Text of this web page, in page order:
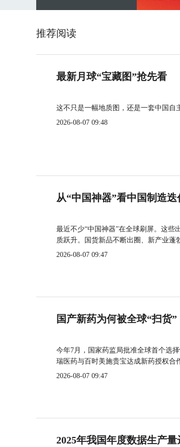
推荐阅读
最新月球“宝藏图”抢先看
这不只是一幅地质图，还是一套中国自
2026-08-07 09:48
从“中国神器”看中国制造迭
最近不少“中国神器”在全球刷屏。这
质跃升。国货新品不断出圈、新产业蓬
2026-08-07 09:47
国产新药为何被全球“扫货”
今年7月，国家药监局批准全球首个选
瑞医药与百时美施贵宝达成新药授权
2026-08-07 09:47
2025年我国年度数据生产量